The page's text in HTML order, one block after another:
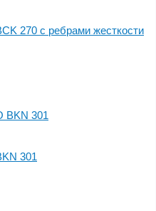
270 с ребрами жесткости
301